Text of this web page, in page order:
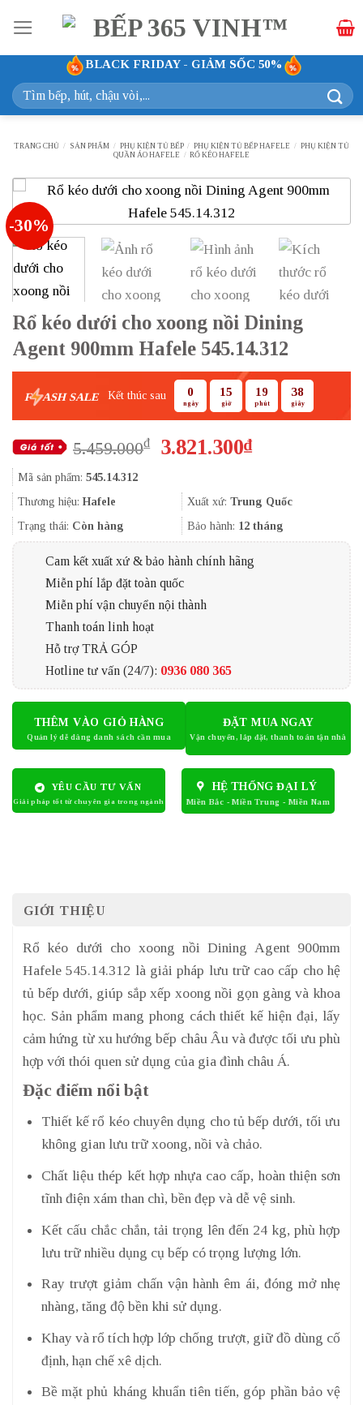
qua
nội
dung
BLACK FRIDAY - GIẢM SỐC 50%
Tìm
kiếm:
TRANG CHỦ / SẢN PHẨM / PHỤ KIỆN TỦ BẾP / PHỤ KIỆN TỦ BẾP HAFELE / PHỤ KIỆN TỦ
QUẦN ÁO HAFELE / RỔ KÉO HAFELE
-30%
Rổ kéo dưới cho xoong nồi Dining
Agent 900mm Hafele 545.14.312
F ASH SALE Kết thúc sau 0
ngày
15
giờ
19
phút
37
giây
5.459.000₫
Giá
5.459.000₫.
3.821.300₫Giá
là:
3.821.300₫.
Mã sản phẩm: 545.14.312
Thương hiệu: Hafele Xuất xứ: Trung Quốc
Trạng thái: Còn hàng Bảo hành: 12 tháng
Cam kết xuất xứ & bảo hành chính hãng
Miễn phí lắp đặt toàn quốc
Miễn phí vận chuyển nội thành
Thanh toán linh hoạt
Hỗ trợ TRẢ GÓP
Hotline tư vấn (24/7): 0936 080 365
THÊM VÀO GIỎ HÀNG ĐẶT MUA NGAY
YÊU CẦU TƯ VẤN HỆ THỐNG ĐẠI LÝ
GIỚI THIỆU
Rổ kéo dưới cho xoong nồi Dining Agent 900mm
Hafele 545.14.312 là giải pháp lưu trữ cao cấp cho hệ
tủ bếp dưới, giúp sắp xếp xoong nồi gọn gàng và khoa
học. Sản phẩm mang phong cách thiết kế hiện đại, lấy
cảm hứng từ xu hướng bếp châu Âu và được tối ưu phù
hợp với thói quen sử dụng của gia đình châu Á.
Đặc điểm nổi bật
Thiết kế rổ kéo chuyên dụng cho tủ bếp dưới, tối ưu
không gian lưu trữ xoong, nồi và chảo.
Chất liệu thép kết hợp nhựa cao cấp, hoàn thiện sơn
tĩnh điện xám than chì, bền đẹp và dễ vệ sinh.
Kết cấu chắc chắn, tải trọng lên đến 24 kg, phù hợp
lưu trữ nhiều dụng cụ bếp có trọng lượng lớn.
Ray trượt giảm chấn vận hành êm ái, đóng mở nhẹ
nhàng, tăng độ bền khi sử dụng.
Khay và rổ tích hợp lớp chống trượt, giữ đồ dùng cố
định, hạn chế xê dịch.
Bề mặt phủ kháng khuẩn tiên tiến, góp phần bảo vệ